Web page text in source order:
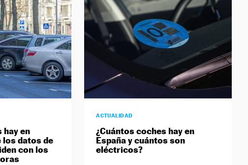
hay en
los datos de
con los
ACTUALIDAD
¿Cuántos coches hay en
España y cuántos son
eléctricos?